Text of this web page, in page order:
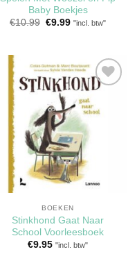
Baby Boekjes
€10.99 Oorspronkelijke
€9.99Huidige
"incl. btw"
Toevoegen
aan
verlanglijst
BOEKEN
Stinkhond Gaat Naar
School Voorleesboek
€9.95 "incl. btw"